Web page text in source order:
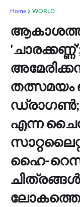
Home WORLD
തത്സമയം
ഡ്രാഗണ്‍;
എന്ന
ഹൈ-
ലോകത്തെ